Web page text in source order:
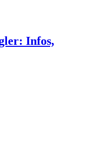
Infos,